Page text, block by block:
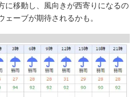
に移動し、風向きが西寄りになるの
ーブが期待されるかも。